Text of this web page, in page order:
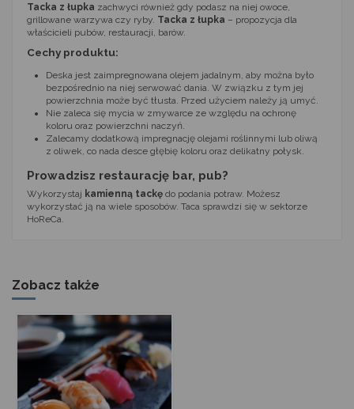
Tacka z łupka zachwyci również gdy podasz na niej owoce,
grillowane warzywa czy ryby. Tacka z łupka – propozycja dla
właścicieli pubów, restauracji, barów.
Cechy produktu:
Deska jest zaimpregnowana olejem jadalnym, aby można było
bezpośrednio na niej serwować dania. W związku z tym jej
powierzchnia może być tłusta. Przed użyciem należy ją umyć.
Nie zaleca się mycia w zmywarce ze względu na ochronę
koloru oraz powierzchni naczyń.
Zalecamy dodatkową impregnację olejami roślinnymi lub oliwą
z oliwek, co nada desce głębię koloru oraz delikatny połysk.
Prowadzisz restaurację bar, pub?
Wykorzystaj kamienną tackę do podania potraw. Możesz
wykorzystać ją na wiele sposobów. Taca sprawdzi się w sektorze
HoReCa.
Zobacz także